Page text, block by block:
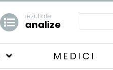
rezultate
analize
MEDICI